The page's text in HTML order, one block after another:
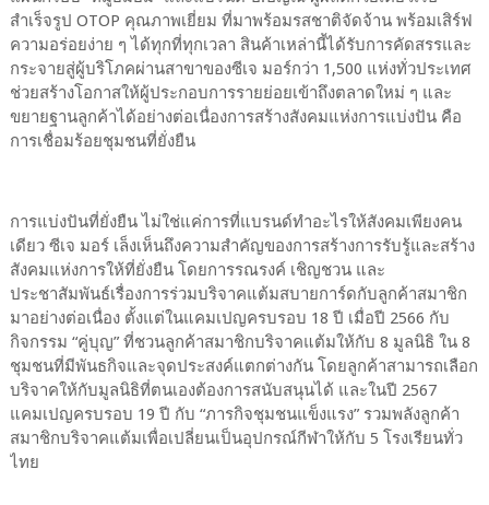
สำเร็จรูป OTOP คุณภาพเยี่ยม ที่มาพร้อมรสชาติจัดจ้าน พร้อมเสิร์ฟ
ความอร่อยง่าย ๆ ได้ทุกที่ทุกเวลา สินค้าเหล่านี้ได้รับการคัดสรรและ
กระจายสู่ผู้บริโภคผ่านสาขาของซีเจ มอร์กว่า 1,500 แห่งทั่วประเทศ
ช่วยสร้างโอกาสให้ผู้ประกอบการรายย่อยเข้าถึงตลาดใหม่ ๆ และ
ขยายฐานลูกค้าได้อย่างต่อเนื่องการสร้างสังคมแห่งการแบ่งปัน คือ
การเชื่อมร้อยชุมชนที่ยั่งยืน
การแบ่งปันที่ยั่งยืน ไม่ใช่แค่การที่แบรนด์ทำอะไรให้สังคมเพียงคน
เดียว ซีเจ มอร์ เล็งเห็นถึงความสำคัญของการสร้างการรับรู้และสร้าง
สังคมแห่งการให้ที่ยั่งยืน โดยการรณรงค์ เชิญชวน และ
ประชาสัมพันธ์เรื่องการร่วมบริจาคแต้มสบายการ์ดกับลูกค้าสมาชิก
มาอย่างต่อเนื่อง ตั้งแต่ในแคมเปญครบรอบ 18 ปี เมื่อปี 2566 กับ
กิจกรรม “คู่บุญ” ที่ชวนลูกค้าสมาชิกบริจาคแต้มให้กับ 8 มูลนิธิ ใน 8
ชุมชนที่มีพันธกิจและจุดประสงค์แตกต่างกัน โดยลูกค้าสามารถเลือก
บริจาคให้กับมูลนิธิที่ตนเองต้องการสนับสนุนได้ และในปี 2567
แคมเปญครบรอบ 19 ปี กับ “ภารกิจชุมชนแข็งแรง” รวมพลังลูกค้า
สมาชิกบริจาคแต้มเพื่อเปลี่ยนเป็นอุปกรณ์กีฬาให้กับ 5 โรงเรียนทั่ว
ไทย